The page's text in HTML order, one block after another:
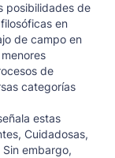
posibilidades de
en
de campo en
de
categorías
estas
Cuidadosas,
embargo,